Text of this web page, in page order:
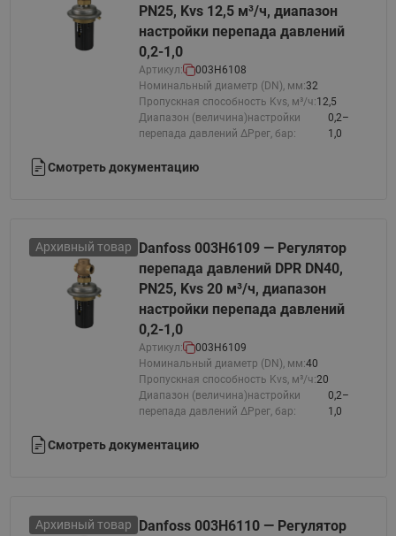
PN25, Kvs 12,5 м³/ч, диапазон
настройки перепада давлений
0,2-1,0
Артикул:
003H6108
Номинальный диаметр (DN), мм:32
Пропускная способность Kvs, м³/ч:12,5
Диапазон (величина)настройки
перепада давлений ΔРрег, бар:
0,2–
1,0
Смотреть документацию
Архивный товар
Danfoss 003H6109 — Регулятор
перепада давлений DPR DN40,
PN25, Kvs 20 м³/ч, диапазон
настройки перепада давлений
0,2-1,0
Артикул:
003H6109
Номинальный диаметр (DN), мм:40
Пропускная способность Kvs, м³/ч:20
Диапазон (величина)настройки
перепада давлений ΔРрег, бар:
0,2–
1,0
Смотреть документацию
Архивный товар
Danfoss 003H6110 — Регулятор